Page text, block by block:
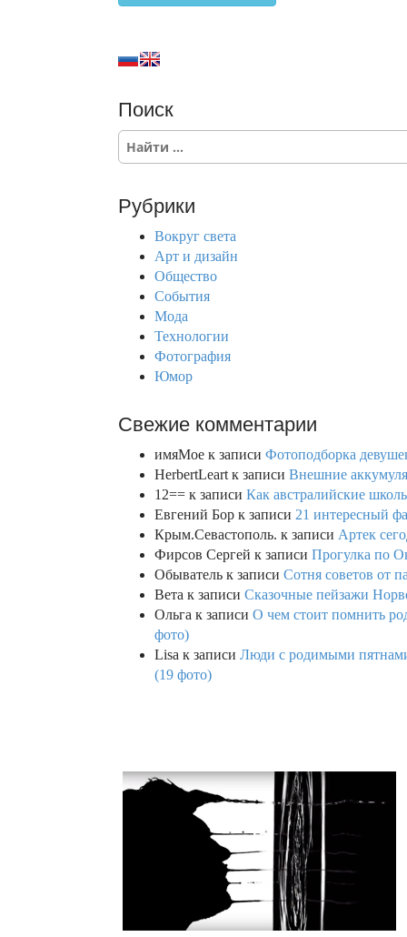
Поиск
S
c
Рубрики
Вокруг света
Арт и дизайн
Общество
События
Мода
Технологии
Фотография
Юмор
Свежие комментарии
имяМое к записи Фотоподборка
HerbertLeart к записи Внешние
12== к записи Как австралийские
Евгений Бор к записи 21 интересный
Крым.Севастополь. к записи Артек
Фирсов Сергей к записи Прогулка по
Обыватель к записи Сотня советов от
Вета к записи Сказочные пейзажи
Ольга к записи О чем стоит помнить
фото)
Lisa к записи Люди с родимыми
(19 фото)